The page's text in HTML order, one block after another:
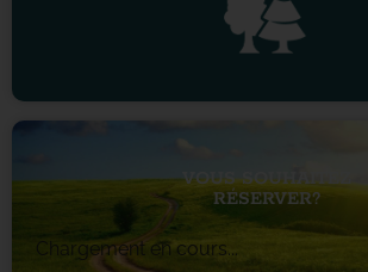
VOUS SOUHAITEZ
RÉSERVER?
Chargement en cours...